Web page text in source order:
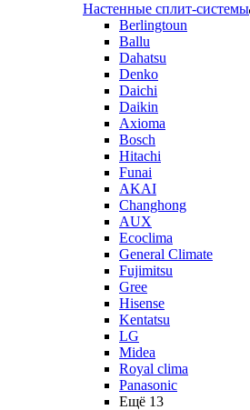
Настенные сплит-системы
Berlingtoun
Ballu
Dahatsu
Denko
Daichi
Daikin
Axioma
Bosch
Hitachi
Funai
AKAI
Changhong
AUX
Ecoclima
General Climate
Fujimitsu
Gree
Hisense
Kentatsu
LG
Midea
Royal clima
Panasonic
Ещё 13